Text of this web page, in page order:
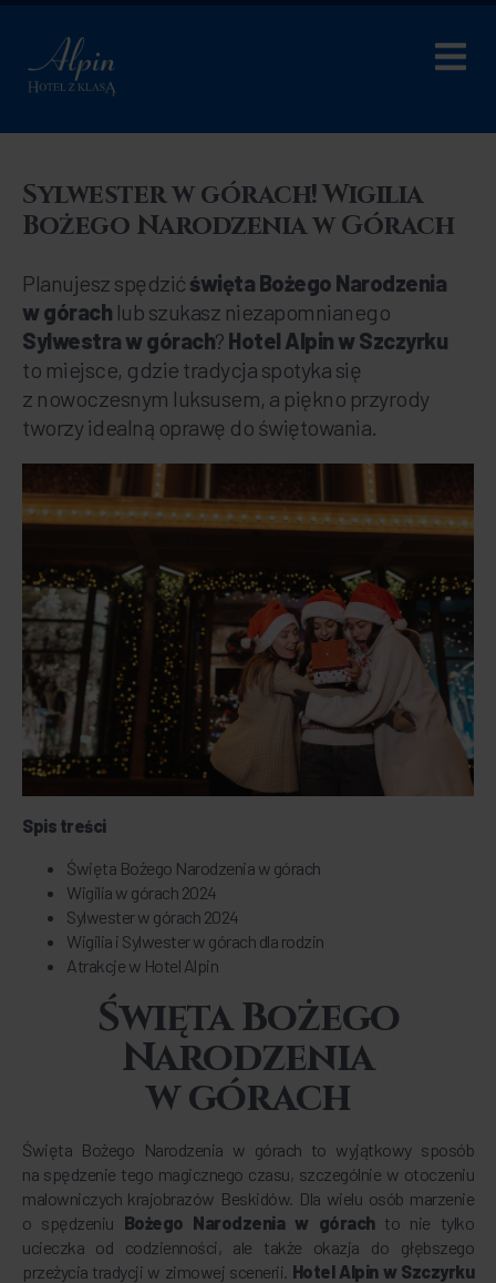
Sylwester w górach! Wigilia
Bożego Narodzenia w Górach
Planujesz spędzić święta Bożego Narodzenia
w górach lub szukasz niezapomnianego
Sylwestra w górach? Hotel Alpin w Szczyrku
to miejsce, gdzie tradycja spotyka się
z nowoczesnym luksusem, a piękno przyrody
tworzy idealną oprawę do świętowania.
Spis treści
Święta Bożego Narodzenia w górach
Wigilia w górach 2024
Sylwester w górach 2024
Wigilia i Sylwester w górach dla rodzin
Atrakcje w Hotel Alpin
Święta Bożego
Narodzenia
w górach
Święta Bożego Narodzenia w górach to wyjątkowy sposób
na spędzenie tego magicznego czasu, szczególnie w otoczeniu
malowniczych krajobrazów Beskidów. Dla wielu osób marzenie
o spędzeniu Bożego Narodzenia w górachto nie tylko
ucieczka od codzienności, ale także okazja do głębszego
przeżycia tradycji w zimowej scenerii. Hotel Alpin w Szczyrku